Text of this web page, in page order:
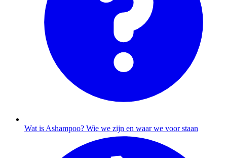
Wat is Ashampoo? Wie we zijn en waar we voor staan